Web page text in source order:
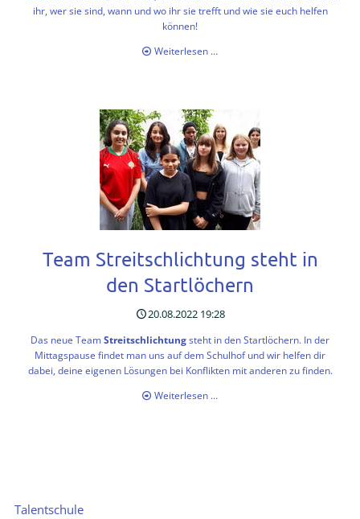
ihr, wer sie sind, wann und wo ihr sie trefft und wie sie euch helfen
können!
Weiterlesen …
der
THG
ist
bereit!
Team Streitschlichtung steht in
den Startlöchern
20.08.2022 19:28
Das neue TeamStreitschlichtungsteht in den Startlöchern. In der
Mittagspause findet man uns auf dem Schulhof und wir helfen dir
dabei, deine eigenen Lösungen bei Konflikten mit anderen zu finden.
Weiterlesen …
Navigation
Talentschule